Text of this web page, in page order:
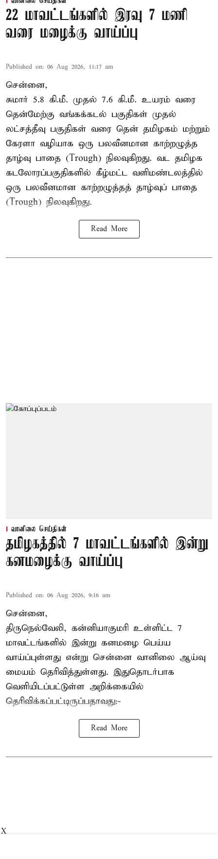
22 மாவட்டங்களில் இரவு 7 மணி
வரை மழைக்கு வாய்ப்பு
Published on: 06 Aug 2026, 11:17 am
சென்னை,
சுமார் 5.8 கி.மீ. முதல் 7.6 கி.மீ. உயரம் வரை
தென்மேற்கு வங்கக்கடல் பகுதிகள் முதல்
லட்சத்தீவு பகுதிகள் வரை தென் தமிழகம் மற்றும்
கேரளா வழியாக ஒரு பலவீனமான காற்றழுத்த
தாழ்வு பாதை (Trough) நிலவுகிறது. வட தமிழக
கடலோரப்பகுதிகளில் கீழ்மட்ட வளிமண்டலத்தில்
ஒரு பலவீனமான காற்றழுத்தத் தாழ்வுப் பாதை
(Trough) நிலவுகிறது.
Read More
வானிலை செய்திகள்
தமிழகத்தில் 7 மாவட்டங்களில் இன்று
கனமழைக்கு வாய்ப்பு
Published on: 06 Aug 2026, 9:16 am
சென்னை,
திருநெல்வேலி, கன்னியாகுமரி உள்ளிட்ட 7
மாவட்டங்களில் இன்று கனமழை பெய்ய
வாய்ப்புள்ளது என்று சென்னை வானிலை ஆய்வு
மையம் தெரிவித்துள்ளது. இதுதொடர்பாக
வெளியிடப்பட்டுள்ள அறிக்கையில்
தெரிவிக்கப்பட்டிருப்பதாவது:-
Read More
X